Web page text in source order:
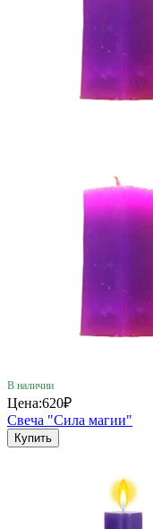
В наличии
Цена:620₽
Свеча "Сила магии"
Купить